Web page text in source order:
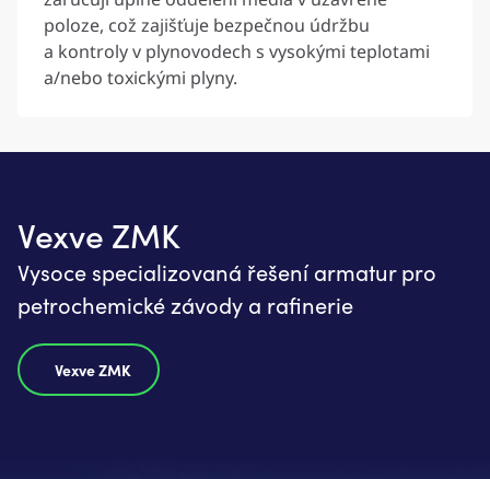
poloze, což zajišťuje bezpečnou údržbu
a kontroly v plynovodech s vysokými teplotami
a/nebo toxickými plyny.
Vexve ZMK
Vysoce specializovaná řešení armatur pro
petrochemické závody a rafinerie
Vexve ZMK